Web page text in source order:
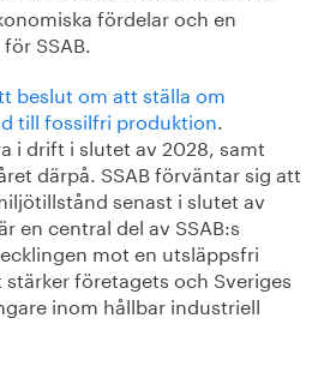
fördelar och en
SSAB.
beslut om att ställa om
till fossilfri produktion.
i drift i slutet av 2028, samt
därpå. SSAB förväntar sig att
senast i slutet av
en central del av SSAB:s
mot en utsläppsfri
företagets och Sveriges
inom hållbar industriell